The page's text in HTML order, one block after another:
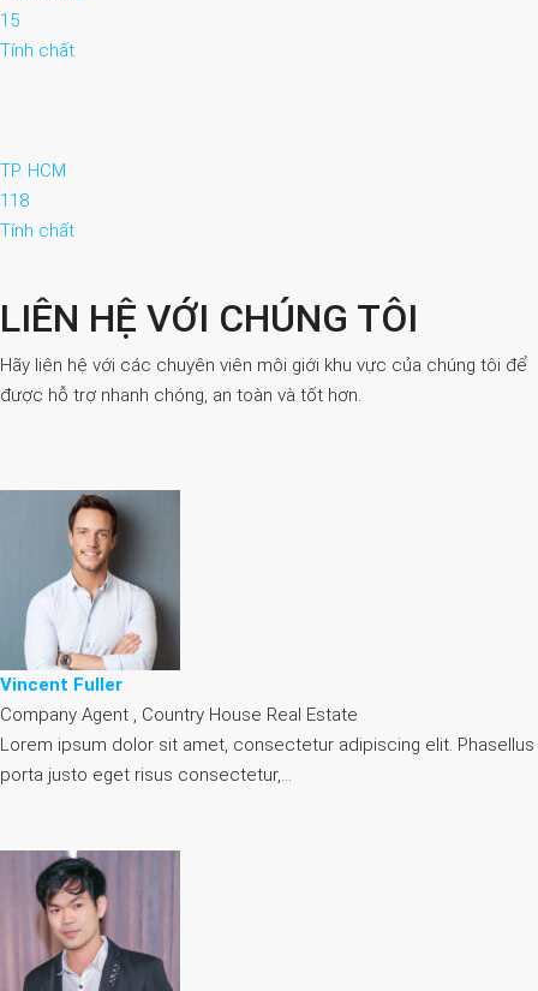
15
Tính chất
TP. HCM
118
Tính chất
LIÊN HỆ VỚI CHÚNG TÔI
Hãy liên hệ với các chuyên viên môi giới khu vực của chúng tôi để
được hỗ trợ nhanh chóng, an toàn và tốt hơn.
Vincent Fuller
Company Agent , Country House Real Estate
Lorem ipsum dolor sit amet, consectetur adipiscing elit. Phasellus
porta justo eget risus consectetur,…